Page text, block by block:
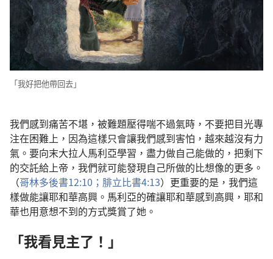
「我好把他帶回去」
我們感到痛苦不堪，被難題壓得喘不過氣時，不要把目光專
注在困難上，因為這樣只會讓我們感到害怕，越來越沒有力
氣。要向末大拉人馬利亞學習，盡力做自己能做的，把剩下
的交託給上帝，我們就可能發現自己所做的比想像的更多。
（哥林多後書12:10； 腓立比書4:13）更重要的是，我們這
樣做能讓耶和華高興。馬利亞的確讓耶和華感到高興，耶和
華也用意想不到的方式獎賞了她。
「我看見主了！」